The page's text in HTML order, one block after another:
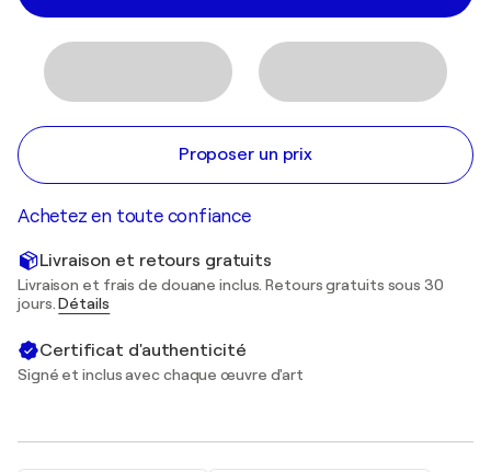
Proposer un prix
Achetez en toute confiance
Livraison et retours gratuits
Livraison et frais de douane inclus. Retours gratuits sous 30
jours.Détails
Certificat d'authenticité
Signé et inclus avec chaque œuvre d'art